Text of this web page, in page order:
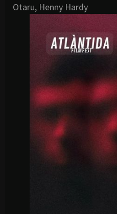
Otaru, Henny Hardy